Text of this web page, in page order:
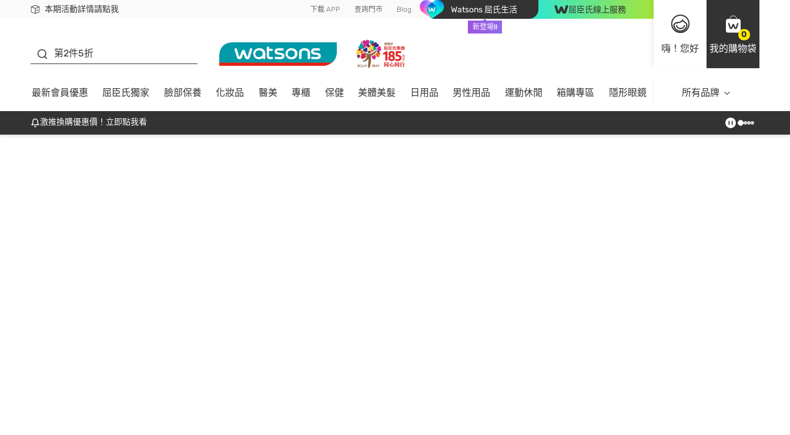
本期活動詳情請點我
下載app最高回饋$350 下載 APP 查詢門市 Blog Watsons 屈氏生活
新登場!!
屈臣氏線上服務
嗨！您好
0
我的購物袋
第2件5折
最新會員優惠 屈臣氏獨家 臉部保養 化妝品 醫美 專櫃 保健 美體美髮 日用品 男性用品 運動休閒 箱購專區 隱形眼鏡 所有品牌
激推換購優惠價！立即點我看